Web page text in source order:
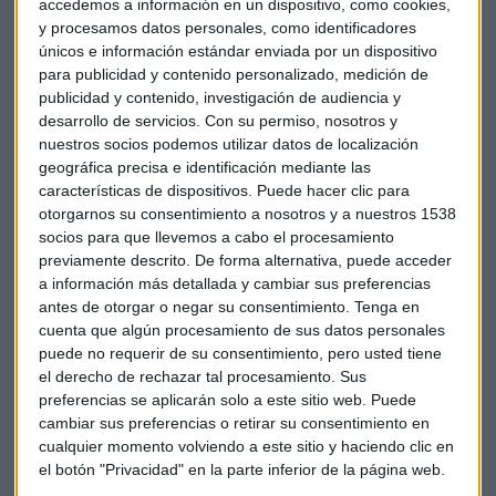
accedemos a información en un dispositivo, como cookies,
y procesamos datos personales, como identificadores
únicos e información estándar enviada por un dispositivo
para publicidad y contenido personalizado, medición de
publicidad y contenido, investigación de audiencia y
desarrollo de servicios. Con su permiso, nosotros y
nuestros socios podemos utilizar datos de localización
geográfica precisa e identificación mediante las
características de dispositivos. Puede hacer clic para
otorgarnos su consentimiento a nosotros y a nuestros 1538
socios para que llevemos a cabo el procesamiento
previamente descrito. De forma alternativa, puede acceder
a información más detallada y cambiar sus preferencias
antes de otorgar o negar su consentimiento. Tenga en
cuenta que algún procesamiento de sus datos personales
puede no requerir de su consentimiento, pero usted tiene
el derecho de rechazar tal procesamiento. Sus
preferencias se aplicarán solo a este sitio web. Puede
cambiar sus preferencias o retirar su consentimiento en
cualquier momento volviendo a este sitio y haciendo clic en
el botón "Privacidad" en la parte inferior de la página web.
varios vencimientos y también emite deuda Francia y
Alemania. En la zona euro, se conocerán datos de ventas al
por menor de julio y desde Estados Unidos llegarán las
peticiones de subsidio por desempleo, balanza comercial de
julio además del índice ISM del sector servicios.
Protagonistas empresariales
Dentro del Ibex 35, los protagonistas son en la apertura los
bancos. BBVA y Bankia suben un 3,6% y más de un 3%
avanzan Sabadell y Santander. Además, la aerolínea IAG
repunta un 4%.
La británica GlaxoSmithKline y la frances Sanofiacaban
de lanzar el primer ensayo en humanos de su vacuna Covid-
19 basada en proteínas. Su vacuna entra en un ensayo
clínico de fase 1/2 en 440 pacientes en los Estados Unidos y
esperan la aprobación regulatoria en la primera mitad del
año que viene.